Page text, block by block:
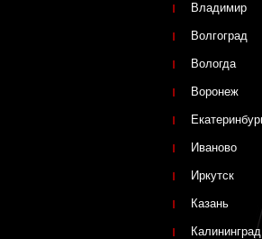
Владимир
Волгоград
Вологда
Воронеж
Иваново
Иркутск
Казань
Калининград